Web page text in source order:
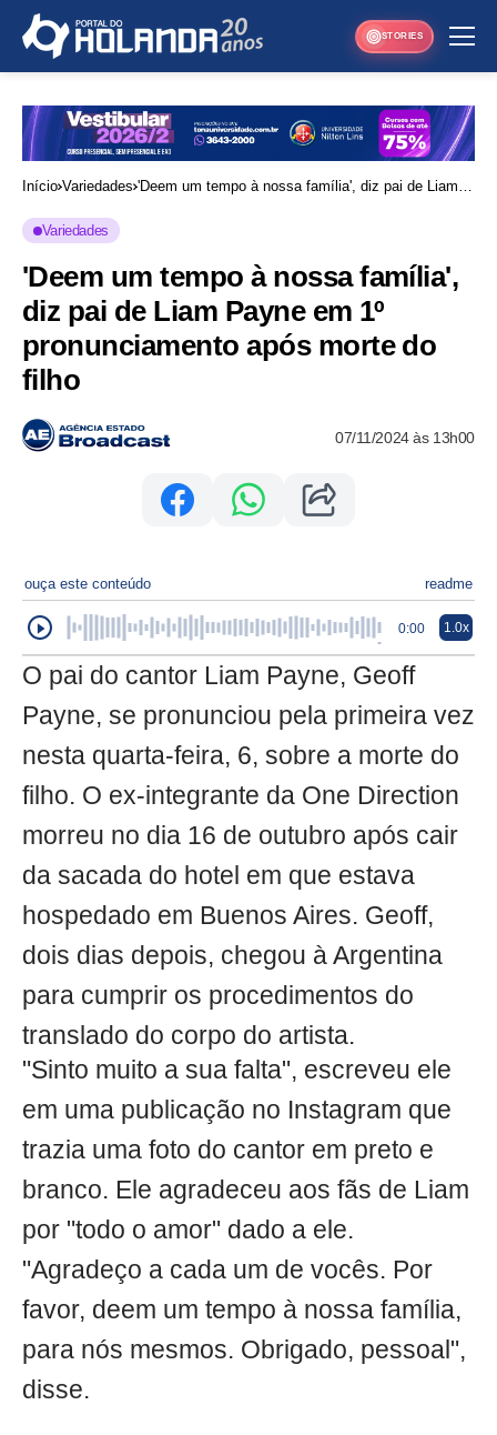
STORIES
Início Variedades 'Deem um tempo à nossa família', diz pai de Liam
Variedades
'Deem um tempo à nossa família',
diz pai de Liam Payne em 1º
pronunciamento após morte do
filho
07/11/2024 às 13h00
ouça este conteúdo readme
0:00 1.0x
O pai do cantor Liam Payne, Geoff
Payne, se pronunciou pela primeira vez
nesta quarta-feira, 6, sobre a morte do
filho. O ex-integrante da One Direction
morreu no dia 16 de outubro após cair
da sacada do hotel em que estava
hospedado em Buenos Aires. Geoff,
dois dias depois, chegou à Argentina
para cumprir os procedimentos do
translado do corpo do artista.
"Sinto muito a sua falta", escreveu ele
em uma publicação no Instagram que
trazia uma foto do cantor em preto e
branco. Ele agradeceu aos fãs de Liam
por "todo o amor" dado a ele.
"Agradeço a cada um de vocês. Por
favor, deem um tempo à nossa família,
para nós mesmos. Obrigado, pessoal",
disse.